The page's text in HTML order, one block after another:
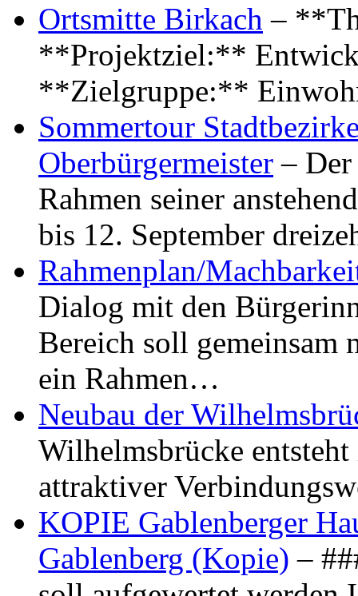
Ortsmitte Birkach –
**Projektziel:**
**Zielgruppe:**
Sommertour
Oberbürgermeister –
Rahmen seiner
bis 12. September
Rahmenplan/
Dialog mit den
Bereich soll gemeinsam
ein Rahmen…
Neubau der
Wilhelmsbrücke
attraktiver
KOPIE Gablenberger
Gablenberg (Kopie) –